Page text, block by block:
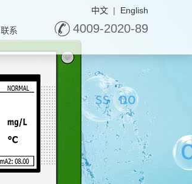
联系 4009-2020-89
中文 | English